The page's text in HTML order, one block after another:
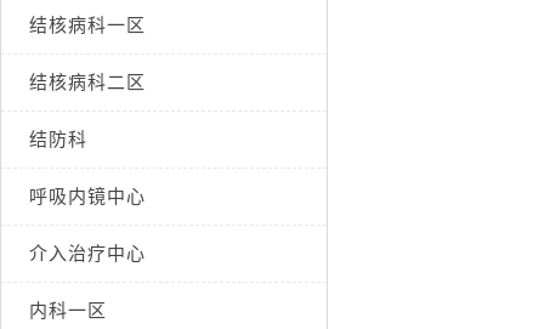
结核病科一区
结核病科二区
结防科
呼吸内镜中心
介入治疗中心
内科一区